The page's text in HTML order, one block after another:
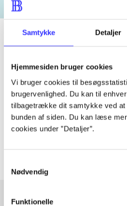
Samtykke Detaljer
Hjemmesiden bruger cookies
Vi bruger cookies til
brugervenlighed. Du kan til
tilbagetrække dit samtykke ved at
bunden af siden. Du kan læse
cookies under ”Detaljer”.
Nødvendig
Funktionelle
Tidsskrift
Artiklen er en del af
lorem ipsum dolor sit
Tidsskrift
Artiklerne ihandler ofte om